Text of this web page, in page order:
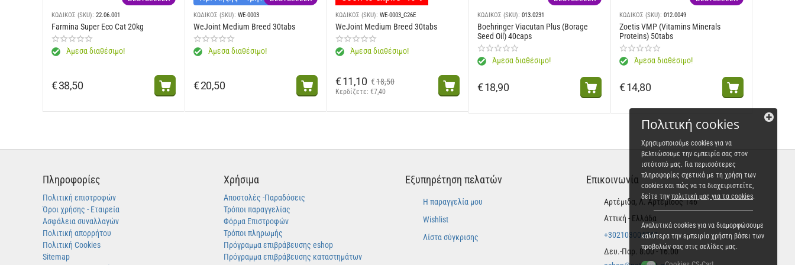
Πρόσθετες ύλες: Διατροφικά πρόσθετα: Βιταμίνη Α: 30000 IU, Βιταμίνη D3: 800 IU, Ε1 (Σίδηρος): 48 mg, Ε2 (Ιώδιο): 4.8 mg, Ε4 (Χαλκός): 15 mg, ): 145 mg, Ε8 (Σελήνιο): 0,1 mg, L-καρνιτίνη: 400 mg - Τεχνολογικές
πρόσθετες ουσίες: Κλινοπτιλόλιθος ιζηματογενούς προέλευσης: 10 g - Αισθητικά πρόσθετα: εκχύλισμα τσαγιού (πηγή πολυφαινολών): 150 mg - Συντηρητικά.
Αναλυτικά συστατικά: Πρωτεΐνη: 27,0% - Περιεκτικότητα σε λιπαρά: 14,0% - Ακατέργαστη τέφρα: 5,8% - Ακατέργαστες ίνες: 2,8% - Ανά kg: EPA / DHA: 4 g - Ταυρίνη: 1,8 g.
ΚΩΔΙΚΟΣ (SKU): 22.06.001
Farmina Super Eco Cat 20kg
Άμεσα διαθέσιμο!
€38,50
ΚΩΔΙΚΟΣ (SKU): WE-0003
WeJoint Medium Breed 30tabs
Άμεσα διαθέσιμο!
€20,50
ΚΩΔΙΚΟΣ (SKU): WE-0003_C26E
WeJoint Medium Breed 30tabs
Άμεσα διαθέσιμο!
€ 18,50
€11,10
Κερδίζετε: €7,40
ΚΩΔΙΚΟΣ (SKU): 013.0231
Boehringer Viacutan Plus (Borage
Seed Oil) 40caps
Άμεσα διαθέσιμο!
€18,90
ΚΩΔΙΚΟΣ (SKU): 012.0049
Zoetis VMP (Vitamins Minerals
Proteins) 50tabs
Άμεσα διαθέσιμο!
€14,80
Πληροφορίες
Πολιτική επιστροφών
Όροι χρήσης - Εταιρεία
Ασφάλεια συναλλαγών
Πολιτική απορρήτου
Πολιτική Cookies
Sitemap
Χρήσιμα
Αποστολές -Παραδόσεις
Τρόποι παραγγελίας
Φόρμα Επιστροφών
Τρόποι πληρωμής
Πρόγραμμα επιβράβευσης eshop
Πρόγραμμα επιβράβευσης καταστημάτων
Εξυπηρέτηση πελατών
Η παραγγελία μου
Wishlist
Λίστα σύγκρισης
Επικοινωνία
Αρτέμιδα, Λ. Αρτέμιδος 146
Αττική - Ελλάδα
+302103004747
Δευ.-Παρ. 8.00 - 16.00
Πολιτική cookies
Χρησιμοποιούμε cookies για να
βελτιώσουμε την εμπειρία σας στον
ιστότοπό μας. Για περισσότερες
πληροφορίες σχετικά με τη χρήση των
cookies και πώς να τα διαχειριστείτε,
δείτε την πολιτική μας για τα cookies.
Αναλυτικά cookies για να διαμορφώσουμε
καλύτερα την εμπειρία χρήστη βάσει των
προβολών σας στις σελίδες μας.